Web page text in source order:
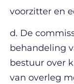
voorzitter en
d. De
behandeling
bestuur over
van overleg